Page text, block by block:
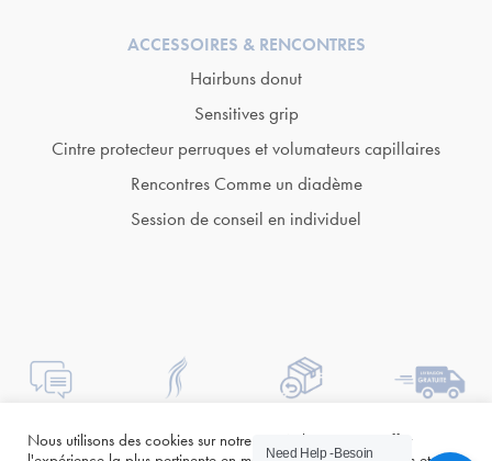
ACCESSOIRES & RENCONTRES
Hairbuns donut
Sensitives grip
Cintre protecteur perruques et volumateurs capillaires
Rencontres Comme un diadème
Session de conseil en individuel
Nous utilisons des cookies sur notre site Web pour vous offrir
Need Help -Besoin